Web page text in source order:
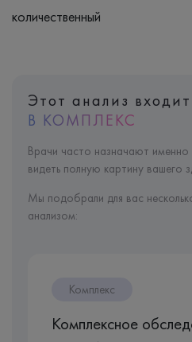
количественный
Этот анализ входит
В КОМПЛЕКС
Врачи часто назначают
видеть полную картину вашего
Мы подобрали для вас
анализом:
Комплекс
Комплексное